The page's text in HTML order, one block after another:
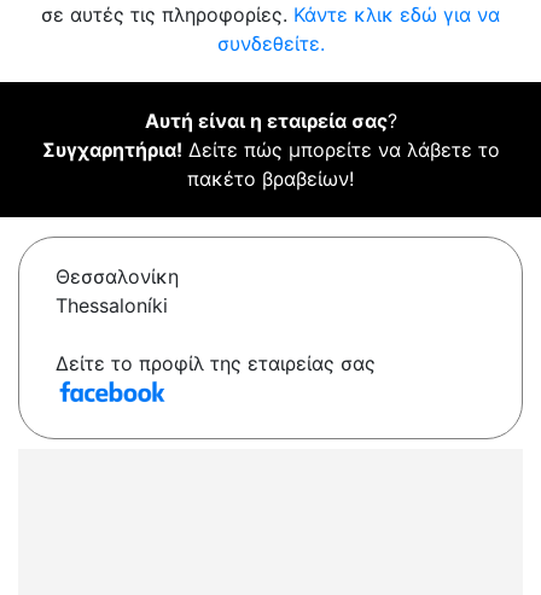
σε αυτές τις πληροφορίες. Κάντε κλικ εδώ για να
συνδεθείτε.
Αυτή είναι η εταιρεία σας?
Συγχαρητήρια! Δείτε πώς μπορείτε να λάβετε το
πακέτο βραβείων!
Θεσσαλονίκη
Thessaloníki
Δείτε το προφίλ της εταιρείας σας